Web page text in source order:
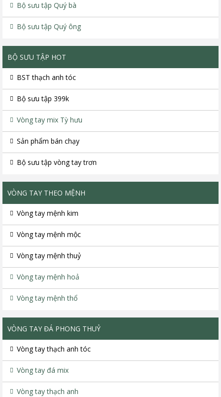
Bộ sưu tập Quý bà
Bộ sưu tập Quý ông
BỘ SƯU TẬP HOT
BST thạch anh tóc
Bộ sưu tập 399k
Vòng tay mix Tỳ hưu
Sản phẩm bán chạy
Bộ sưu tập vòng tay trơn
VÒNG TAY THEO MỆNH
Vòng tay mệnh kim
Vòng tay mệnh mộc
Vòng tay mệnh thuỷ
Vòng tay mệnh hoả
Vòng tay mệnh thổ
VÒNG TAY ĐÁ PHONG THUỶ
Vòng tay thạch anh tóc
Vòng tay đá mix
Vòng tay thạch anh